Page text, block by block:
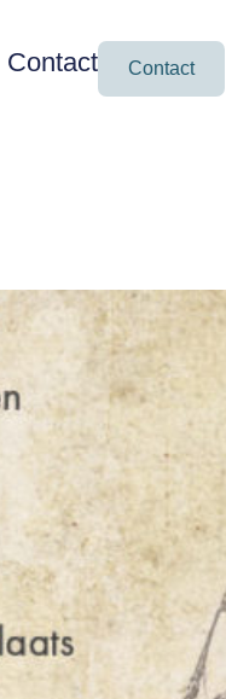
Contact Contact